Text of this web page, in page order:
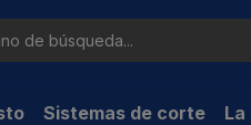
Sistemas de corte La